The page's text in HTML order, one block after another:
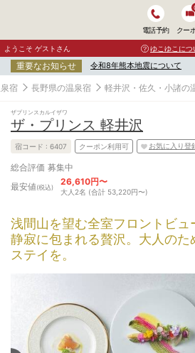
電話予約 クー
ようこそ ゲストさん ゆこゆこにつ
重要なお知らせ 令和8年熊本地震について
宿 長野県の温泉宿 軽井沢・佐久・小諸の
ザプリンスカルイザワ
ザ・プリンス 軽井沢
宿コード : 6407 クーポン利用可 お気に入り登
総合評価 募集中
最安値(税込)
26,610円〜
大人2名 (合計 53,220円〜)
浅間山を望む全室フロントビュ
静寂に包まれる贅沢。大人のた
ステイを。